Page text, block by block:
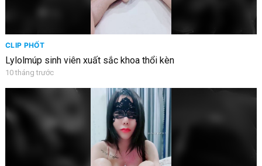
CLIP PHỐT
Lylolmúp sinh viên xuất sắc khoa thổi kèn
10 tháng trước